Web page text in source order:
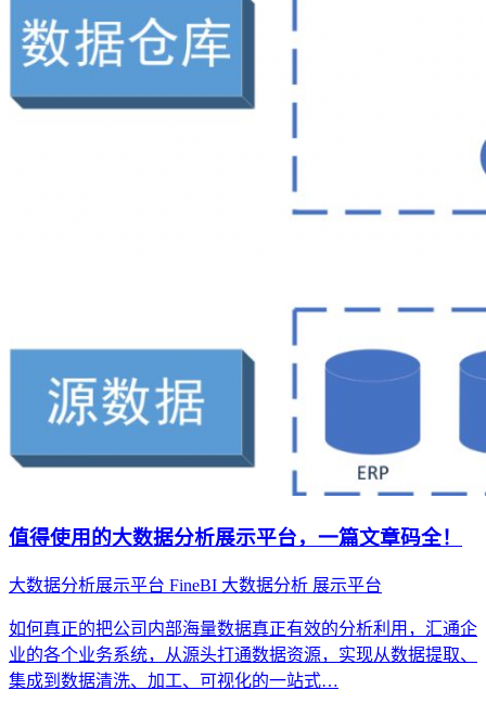
值得使用的大数据分析展示平台，一篇文章码全！
大数据分析展示平台 FineBI 大数据分析 展示平台
如何真正的把公司内部海量数据真正有效的分析利用，汇通企
业的各个业务系统，从源头打通数据资源，实现从数据提取、
集成到数据清洗、加工、可视化的一站式…